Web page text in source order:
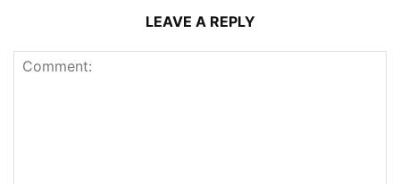
LEAVE A REPLY